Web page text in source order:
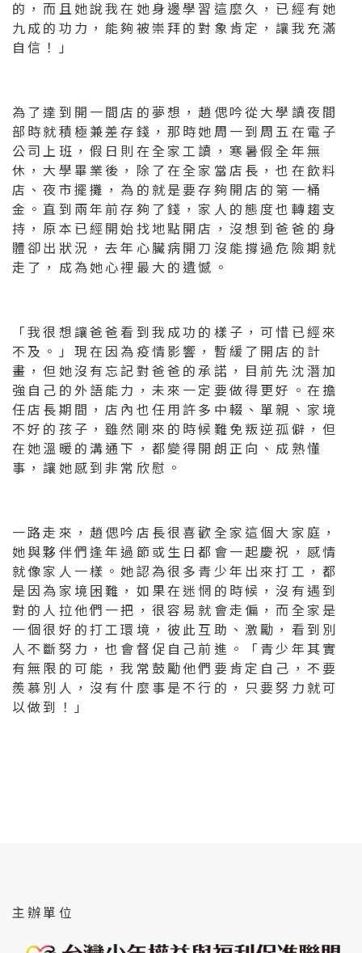
的，而且她說我在她身邊學習這麼久，已經有她
九成的功力，能夠被崇拜的對象肯定，讓我充滿
自信！」
為了達到開一間店的夢想，趙偲吟從大學讀夜間
部時就積極兼差存錢，那時她周一到周五在電子
公司上班，假日則在全家工讀，寒暑假全年無
休，大學畢業後，除了在全家當店長，也在飲料
店、夜市擺攤，為的就是要存夠開店的第一桶
金。直到兩年前存夠了錢，家人的態度也轉趨支
持，原本已經開始找地點開店，沒想到爸爸的身
體卻出狀況，去年心臟病開刀沒能撐過危險期就
走了，成為她心裡最大的遺憾。
「我很想讓爸爸看到我成功的樣子，可惜已經來
不及。」現在因為疫情影響，暫緩了開店的計
畫，但她沒有忘記對爸爸的承諾，目前先沈潛加
強自己的外語能力，未來一定要做得更好。在擔
任店長期間，店內也任用許多中輟、單親、家境
不好的孩子，雖然剛來的時候難免叛逆孤僻，但
在她溫暖的溝通下，都變得開朗正向、成熟懂
事，讓她感到非常欣慰。
一路走來，趙偲吟店長很喜歡全家這個大家庭，
她與夥伴們逢年過節或生日都會一起慶祝，感情
就像家人一樣。她認為很多青少年出來打工，都
是因為家境困難，如果在迷惘的時候，沒有遇到
對的人拉他們一把，很容易就會走偏，而全家是
一個很好的打工環境，彼此互助、激勵，看到別
人不斷努力，也會督促自己前進。「青少年其實
有無限的可能，我常鼓勵他們要肯定自己，不要
羨慕別人，沒有什麼事是不行的，只要努力就可
以做到！」
主辦單位